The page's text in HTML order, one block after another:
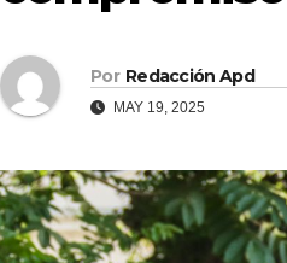
Por Redacción Apd
MAY 19, 2025